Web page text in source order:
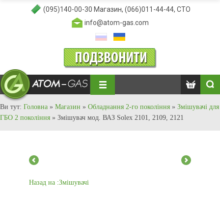
(095)140-00-30 Магазин, (066)011-44-44, СТО
info@atom-gas.com
Ви тут: Головна » Магазин » Обладнання 2-го покоління » Змішувачі для
ГБО 2 покоління » Змішувач мод. ВАЗ Solex 2101, 2109, 2121
Назад на :Змішувачі